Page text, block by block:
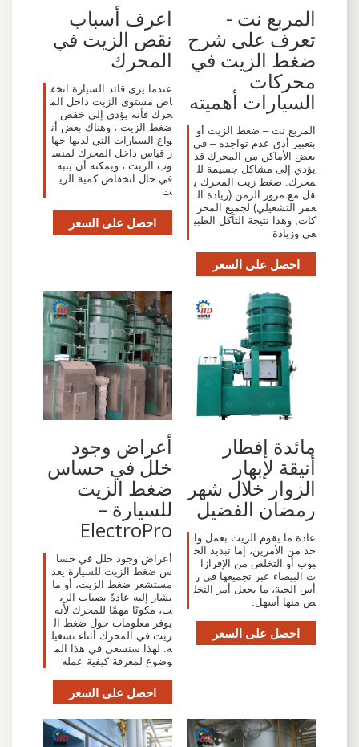
المربع نت -
تعرف على شرح
ضغط الزيت في
محركات
السيارات أهميته
المربع نت – ضغط الزيت أو
بتعبير أدق عدم تواجده – في
بعض الأماكن من المحرك قد
يؤدي إلى مشاكل جسيمة لل
محرك. ضغط زيت المحرك ي
قل مع مرور الزمن (زيادة ال
عمر التشغيلي) لجميع المحر
كات, وهذا نتيجة التآكل الطبي
عي وزيادة
احصل على السعر
اعرف أسباب
نقص الزيت في
المحرك
عندما يرى قائد السيارة انخف
اض مستوى الزيت داخل الم
حرك فأنه يؤدي إلى خفض
ضغط الزيت ، وهناك بعض أن
واع السيارات التي لديها جها
ز قياس داخل المحرك لمنس
وب الزيت ، ويمكنه أن ينبه
في حال انخفاض كمية الزي
ت
احصل على السعر
مائدة إفطار
أنيقة لإبهار
الزوار خلال شهر
رمضان الفضيل
عادة ما يقوم الزيت بعمل وا
حد من الأمرين، إما تبديد الح
بوب أو التخلص من الإفرازا
ت البيضاء عبر تجميعها في ر
أس الحبة، ما يجعل أمر التخل
ص منها أسهل.
احصل على السعر
أعراض وجود
خلل في حساس
ضغط الزيت
للسيارة –
ElectroPro
أعراض وجود خلل في حسا
س ضغط الزيت للسيارة يعد
مستشعر ضغط الزيت، أو ما
يشار إليه عادةً بصباب الزي
ت، مكونًا مهمًا للمحرك لأنه
يوفر معلومات حول ضغط ال
زيت في المحرك أثناء تشغيل
ه. لهذا سنسعى في هذا الم
وضوع لمعرفة كيفية عمله
احصل على السعر